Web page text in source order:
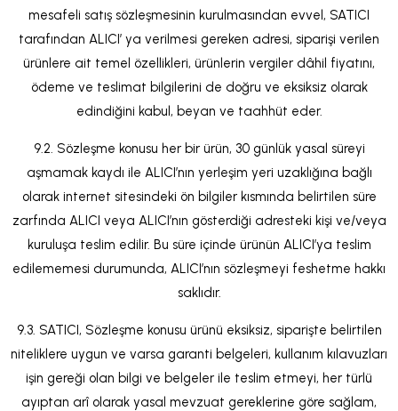
mesafeli satış sözleşmesinin kurulmasından evvel, SATICI
tarafından ALICI’ ya verilmesi gereken adresi, siparişi verilen
ürünlere ait temel özellikleri, ürünlerin vergiler dâhil fiyatını,
ödeme ve teslimat bilgilerini de doğru ve eksiksiz olarak
edindiğini kabul, beyan ve taahhüt eder.
9.2. Sözleşme konusu her bir ürün, 30 günlük yasal süreyi
aşmamak kaydı ile ALICI’nın yerleşim yeri uzaklığına bağlı
olarak internet sitesindeki ön bilgiler kısmında belirtilen süre
zarfında ALICI veya ALICI’nın gösterdiği adresteki kişi ve/veya
kuruluşa teslim edilir. Bu süre içinde ürünün ALICI’ya teslim
edilememesi durumunda, ALICI’nın sözleşmeyi feshetme hakkı
saklıdır.
9.3. SATICI, Sözleşme konusu ürünü eksiksiz, siparişte belirtilen
niteliklere uygun ve varsa garanti belgeleri, kullanım kılavuzları
işin gereği olan bilgi ve belgeler ile teslim etmeyi, her türlü
ayıptan arî olarak yasal mevzuat gereklerine göre sağlam,